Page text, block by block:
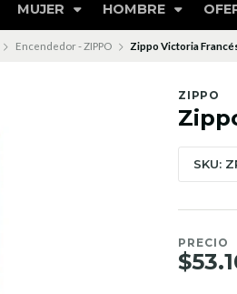
MUJER HOMBRE
Encendedor - ZIPPO Zippo Victoria
ZIPPO
SKU:
PRECIO